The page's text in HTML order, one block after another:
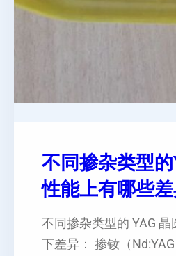
不同掺杂类型
性能上有哪些差
不同掺杂类型的 YAG
下差异： 掺钕（